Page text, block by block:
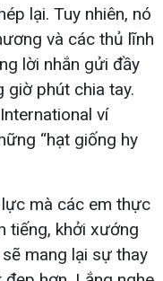
lại. Tuy nhiên, nó
và các thủ lĩnh
lời nhắn gửi đầy
phút chia tay.
ví
“hạt giống hy
mà các em thực
tiếng, khởi xướng
mang lại sự thay